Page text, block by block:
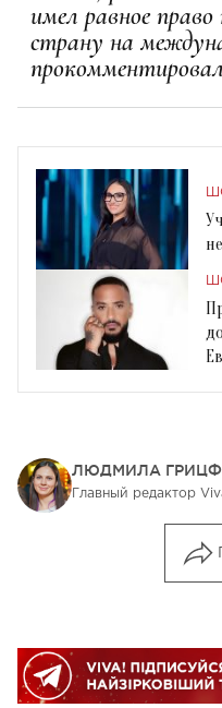
имел равное
страну на
ЛЮДМИЛА
Главный редактор